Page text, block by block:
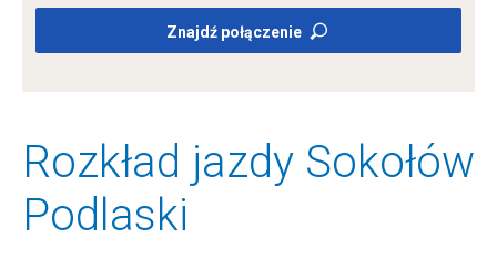
Znajdź połączenie
Rozkład jazdy Sokołów
Podlaski